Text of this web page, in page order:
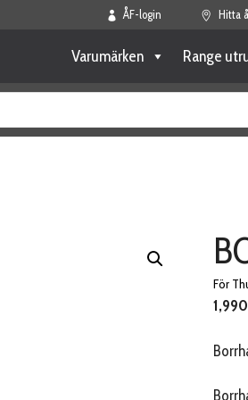
ÅF-login Hitta
Varumärken Range
För